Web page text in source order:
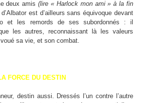
deux amis(lire « Harlock mon ami » à la fin
d’Albator est d’ailleurs sans équivoque devant
et les remords de ses subordonnés : il
les autres, reconnaissant là les valeurs
sa vie, et son combat.
FORCE DU DESTIN
destin aussi. Dressés l’un contre l’autre